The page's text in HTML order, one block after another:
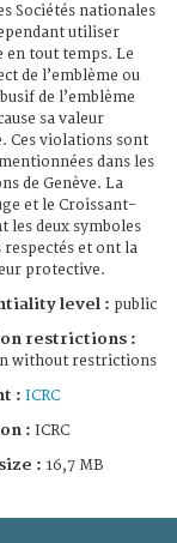
Sociétés nationales
utiliser
en tout temps. Le
de l’emblème ou
de l’emblème
sa valeur
Ces violations sont
dans les
de Genève. La
et le Croissant-
les deux symboles
respectés et ont la
protective.
level : public
restrictions :
without restrictions
: ICRC
: ICRC
: 16,7 MB